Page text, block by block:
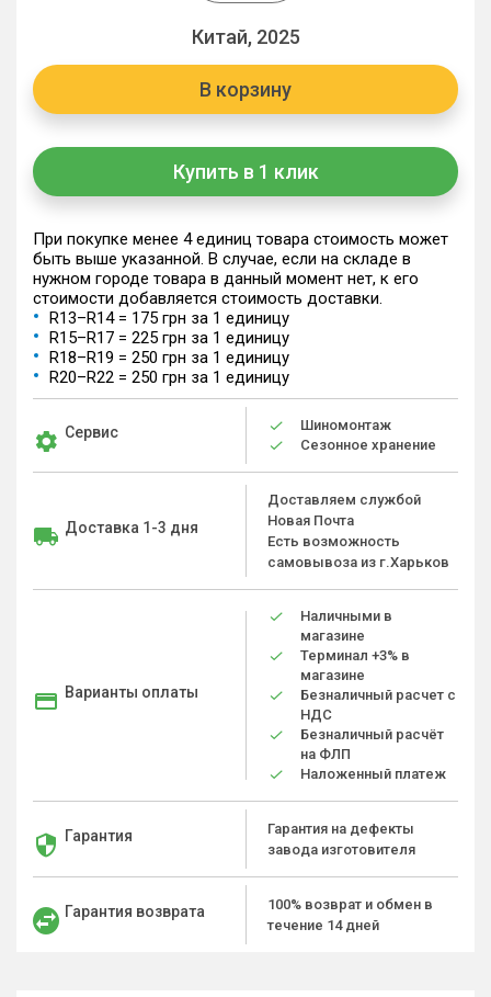
Китай, 2025
В корзину
Купить в 1 клик
При покупке менее 4 единиц товара стоимость может
быть выше указанной. В случае, если на складе в
нужном городе товара в данный момент нет, к его
стоимости добавляется стоимость доставки.
R13–R14 = 175 грн за 1 единицу
R15–R17 = 225 грн за 1 единицу
R18–R19 = 250 грн за 1 единицу
R20–R22 = 250 грн за 1 единицу
Сервис
Шиномонтаж
Сезонное хранение
Доставка 1-3 дня
Доставляем службой
Новая Почта
Есть возможность
самовывоза из г.Харьков
Варианты оплаты
Наличными в
магазине
Терминал +3% в
магазине
Безналичный расчет с
НДС
Безналичный расчёт
на ФЛП
Наложенный платеж
Гарантия
Гарантия на дефекты
завода изготовителя
Гарантия возврата
100% возврат и обмен в
течение 14 дней